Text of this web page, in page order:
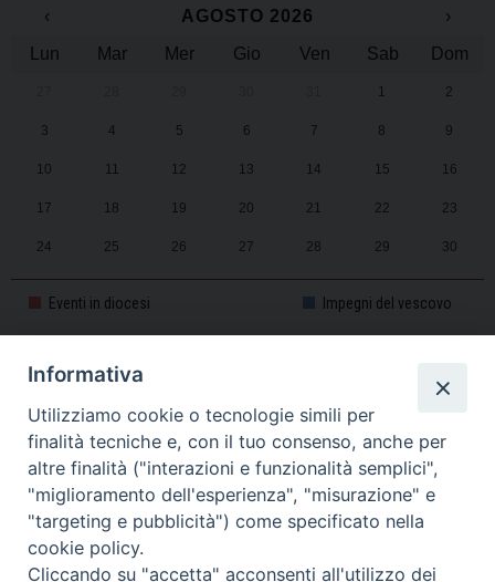
‹ AGOSTO 2026
›
Lun
Mar Mer Gio Ven Sab Dom
1 2
3 4 5 6 7 8 9
10 11 12 13 14 15 16
17 18 19 20 21 22 23
24 25 26 27 28 29 30
31 1 2 3 4 5 6
Eventi in diocesi Impegni del vescovo
CALENDARIO PASTORALE 2025-2026
Informativa
Utilizziamo cookie o tecnologie simili per
finalità tecniche e, con il tuo consenso, anche per
altre finalità ("interazioni e funzionalità semplici",
"miglioramento dell'esperienza", "misurazione" e
"targeting e pubblicità") come specificato nella
cookie policy.
Cliccando su "accetta" acconsenti all'utilizzo dei